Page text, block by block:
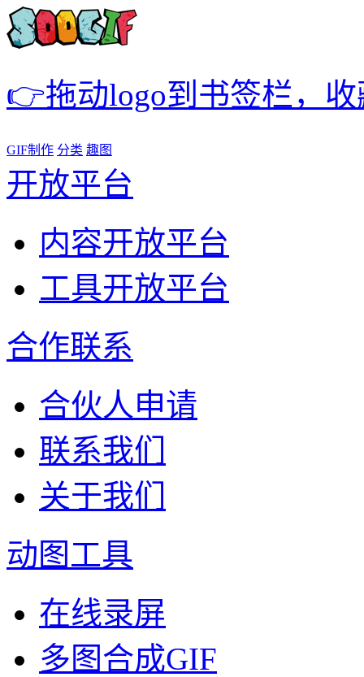
👉拖动logo到书签栏，
GIF制作 分类 趣图
开放平台
内容开放平台
工具开放平台
合作联系
合伙人申请
联系我们
关于我们
动图工具
在线录屏
多图合成GIF